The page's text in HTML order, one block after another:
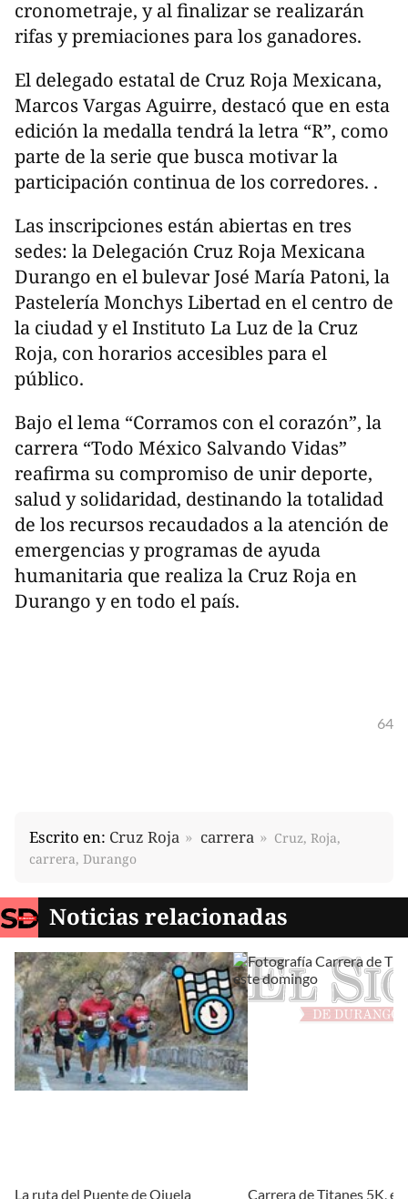
cronometraje, y al finalizar se realizarán
rifas y premiaciones para los ganadores.
El delegado estatal de Cruz Roja Mexicana,
Marcos Vargas Aguirre, destacó que en esta
edición la medalla tendrá la letra “R”, como
parte de la serie que busca motivar la
participación continua de los corredores. .
Las inscripciones están abiertas en tres
sedes: la Delegación Cruz Roja Mexicana
Durango en el bulevar José María Patoni, la
Pastelería Monchys Libertad en el centro de
la ciudad y el Instituto La Luz de la Cruz
Roja, con horarios accesibles para el
público.
Bajo el lema “Corramos con el corazón”, la
carrera “Todo México Salvando Vidas”
reafirma su compromiso de unir deporte,
salud y solidaridad, destinando la totalidad
de los recursos recaudados a la atención de
emergencias y programas de ayuda
humanitaria que realiza la Cruz Roja en
Durango y en todo el país.
64
Escrito en: Cruz Roja carrera
Cruz, Roja,
carrera, Durango
Noticias relacionadas
La ruta del Puente de Ojuela Carrera de Titanes 5K,